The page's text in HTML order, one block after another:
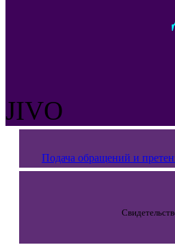
JIVO
Подача обращений и